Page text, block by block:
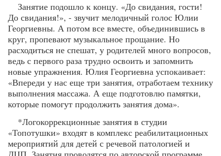
Занятие подошло к концу. «До свидания, гости!
До свидания!», - звучит мелодичный голос Юлии
Георгиевны. А потом все вместе, объединившись в
круг, пропевают музыкальное прощание. Но
расходиться не спешат, у родителей много вопросов,
ведь с первого раза трудно освоить и запомнить
новые упражнения. Юлия Георгиевна успокаивает:
«Впереди у нас еще три занятия, отработаем технику
выполнения массажа. А еще подготовлю памятки,
которые помогут продолжить занятия дома».
*Логокоррекционные занятия в студии
«Топотушки» входят в комплекс реабилитационных
мероприятий для детей с речевой патологией и